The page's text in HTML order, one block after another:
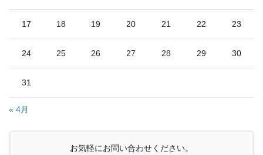
17 18 19 20 21 22 23
24 25 26 27 28 29 30
31
« 4月
お気軽にお問い合わせください。